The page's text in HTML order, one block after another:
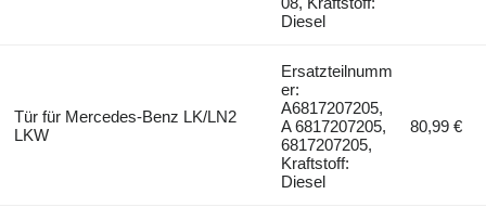
Diesel
Tür für Mercedes-Benz LK/LN2
LKW
Ersatzteilnumm
er:
A6817207205,
A 6817207205,
6817207205,
Kraftstoff:
Diesel
80,99 €